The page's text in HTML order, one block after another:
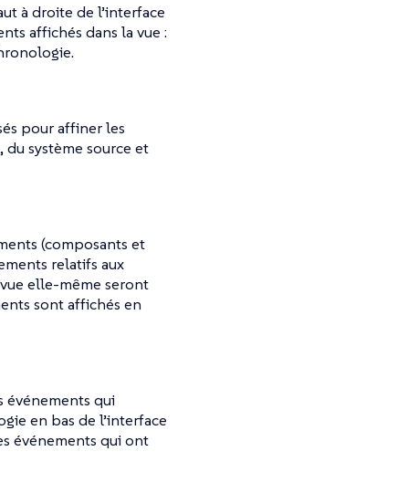
à droite de l’interface
affichés dans la vue :
pour affiner les
système source et
(composants et
relatifs aux
elle-même seront
sont affichés en
événements qui
en bas de l’interface
événements qui ont